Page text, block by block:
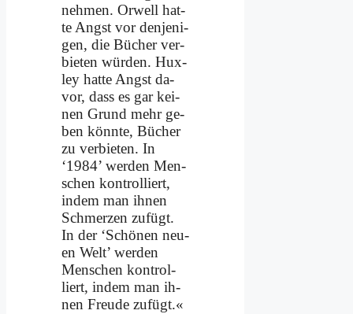
neh­men. Or­well hat­
te Angst vor den­je­ni­
gen, die Bü­cher ver­
bie­ten wür­den. Hux­
ley hat­te Angst da­
vor, dass es gar kei­
nen Grund mehr ge­
ben könn­te, Bü­cher
zu ver­bie­ten. In
‘1984’ wer­den Men­
schen kon­trol­liert,
in­dem man ih­nen
Schmer­zen zu­fügt.
In der ‘Schö­nen neu­
en Welt’ wer­den
Men­schen kon­trol­
liert, in­dem man ih­
nen Freu­de zu­fügt.«